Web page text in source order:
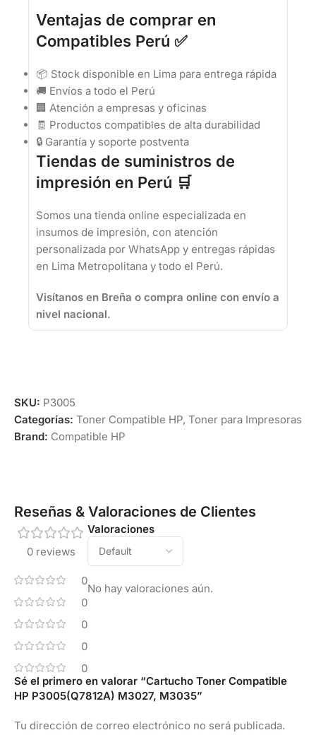
Ventajas de comprar en
Compatibles Perú ✅
📦 Stock disponible en Lima para entrega rápida
🚚 Envíos a todo el Perú
🏢 Atención a empresas y oficinas
🧾 Productos compatibles de alta durabilidad
🔒 Garantía y soporte postventa
Tiendas de suministros de
impresión en Perú 🛒
Somos una tienda online especializada en
insumos de impresión, con atención
personalizada por WhatsApp y entregas rápidas
en Lima Metropolitana y todo el Perú.
Visítanos en Breña o compra online con envío a
nivel nacional.
SKU: P3005
Categorías: Toner Compatible HP, Toner para Impresoras
Brand: Compatible HP
Reseñas & Valoraciones de Clientes
0 reviews
0
0
0
0
0
Valoraciones
No hay valoraciones aún.
Sé el primero en valorar “Cartucho Toner Compatible
HP P3005(Q7812A) M3027, M3035”
Tu dirección de correo electrónico no será publicada.